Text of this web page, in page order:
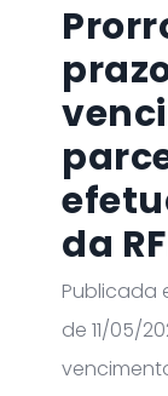
da
Publicada
de 11/05/